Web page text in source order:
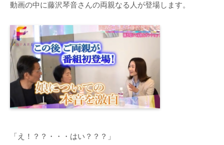
動画の中に藤沢琴音さんの両親なる人が登場します。
「え！？？・・・はい？？？」